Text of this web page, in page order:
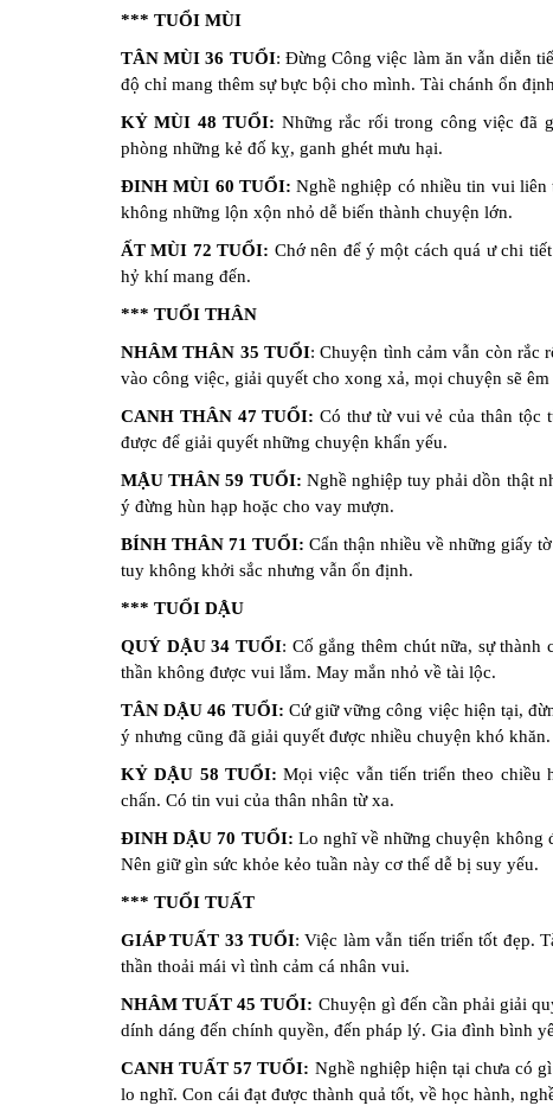
*** TUỔI MÙI
TÂN MÙI 36 TUỔI: Đừng Công việc làm ăn vẫn diễn
độ chỉ mang thêm sự bực bội cho mình. Tài chánh ổn
KỶ MÙI 48 TUỔI: Những rắc rối trong công việc đã
phòng những kẻ đố kỵ, ganh ghét mưu hại.
ĐINH MÙI 60 TUỔI: Nghề nghiệp có nhiều tin vui liên
không những lộn xộn nhỏ dễ biến thành chuyện lớn.
ẤT MÙI 72 TUỔI: Chớ nên để ý một cách quá ư chi
hỷ khí mang đến.
*** TUỔI THÂN
NHÂM THÂN 35 TUỔI: Chuyện tình cảm vẫn còn rắc
vào công việc, giải quyết cho xong xả, mọi chuyện sẽ êm
CANH THÂN 47 TUỔI:Có thư từ vui vẻ của thân tộc
được để giải quyết những chuyện khẩn yếu.
MẬU THÂN 59 TUỔI: Nghề nghiệp tuy phải dồn thật
ý đừng hùn hạp hoặc cho vay mượn.
BÍNH THÂN 71 TUỔI: Cẩn thận nhiều về những giấy
tuy không khởi sắc nhưng vẫn ổn định.
*** TUỔI DẬU
QUÝ DẬU 34 TUỔI: Cố gắng thêm chút nữa, sự
thần không được vui lắm. May mắn nhỏ về tài lộc.
TÂN DẬU 46 TUỔI: Cứ giữ vững công việc hiện tại,
ý nhưng cũng đã giải quyết được nhiều chuyện khó khăn.
KỶ DẬU 58 TUỔI: Mọi việc vẫn tiến triển theo chiều
chấn. Có tin vui của thân nhân từ xa.
ĐINH DẬU 70 TUỔI: Lo nghĩ về những chuyện không
Nên giữ gìn sức khỏe kẻo tuần này cơ thể dễ bị suy yếu.
*** TUỔI TUẤT
GIÁP TUẤT 33 TUỔI: Việc làm vẫn tiến triển tốt đẹp.
thần thoải mái vì tình cảm cá nhân vui.
NHÂM TUẤT 45 TUỔI: Chuyện gì đến cần phải giải
dính dáng đến chính quyền, đến pháp lý. Gia đình bình
CANH TUẤT 57 TUỔI: Nghề nghiệp hiện tại chưa có
lo nghĩ. Con cái đạt được thành quả tốt, về học hành,